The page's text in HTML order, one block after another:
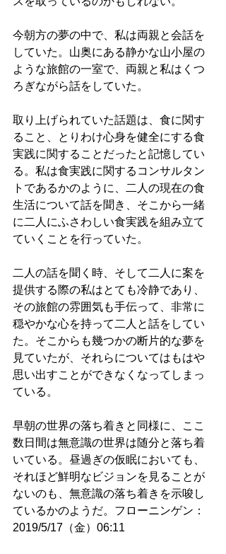
今朝方の夢の中で、私は両親と会話を
していた。山奥にある静かな山小屋の
ような旅館の一室で、両親と私はくつ
ろぎながら話をしていた。
取り上げられていた話題は、食に関す
ること、とりわけ心身を健全にする食
実践に関することだったと記憶してい
る。私は食実践に関するコンサルタン
トであるかのように、二人の現在の食
生活について話を聞き、そこから一緒
に二人にふさわしい食実践を組み立て
ていくことを行っていた。
二人の話を聞く時、そして二人に案を
提供する際の私はとても冷静であり、
その旅館の雰囲気も手伝って、非常に
穏やかな心を持って二人と話をしてい
た。そこからも幾つかの断片的な夢を
見ていたが、それらについてはもはや
思い出すことができなくなってしまっ
ている。
早朝の世界の落ち着きと同様に、ここ
数日間は無意識の世界は随分と落ち着
いている。昼過ぎの仮眠においても、
それほど鮮明なビジョンを見ることが
ないのも、無意識の落ち着きを示唆し
ているかのようだ。フローニンゲン：
2019/5/17（金）06:11